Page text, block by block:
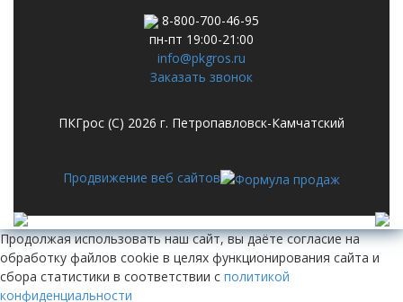
8-800-700-46-95
пн-пт 19:00-21:00
info@pkgros.ru
Заказать звонок
ПКГрос (С) 2026 г. Петропавловск-Камчатский
Продвижение веб сайтов
Продолжая использовать наш сайт, вы даёте согласие на
обработку файлов cookie в целях функционирования сайта и
сбора статистики в соответствии с политикой
конфиденциальности